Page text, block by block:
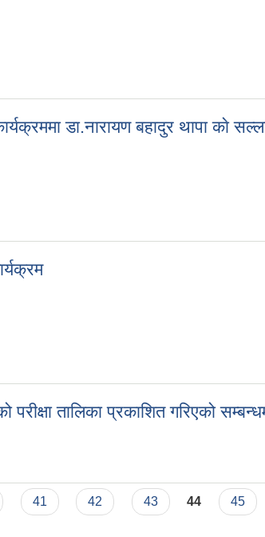
डा.नारायण बहादुर थापा काे
तालिका प्रकाशित गरिएको
41 42 43 44 45